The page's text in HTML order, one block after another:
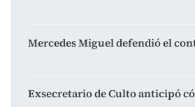
Mercedes Miguel defendió el
Exsecretario de Culto anticipó